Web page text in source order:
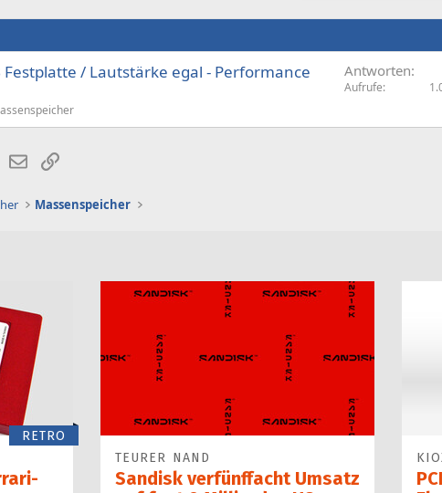
Festplatte / Lautstärke egal - Performance
Antworten
Aufrufe
E-MailLink
Massenspeicher
RETRO
TEURER NAND
Sandisk verfünffacht Umsatz